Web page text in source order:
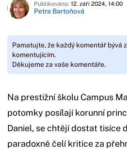
Publikováno: 12. září 2024, 14:00
Petra Bartoňová
Pamatujte, že každý komentář bývá
komentujícím.
Děkujeme za vaše komentáře.
Na prestižní školu Campus
potomky posílají korunní
Daniel, se chtějí dostat tisíce
paradoxně čelí kritice za